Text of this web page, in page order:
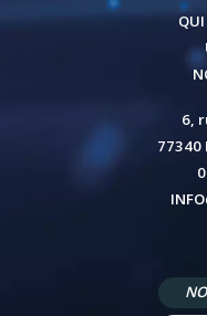
6,
77340